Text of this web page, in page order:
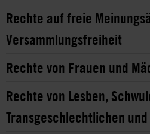
Rechte auf freie
Versammlungsfreiheit
Rechte von Frauen und
Rechte von Lesben,
Transgeschlechtlichen